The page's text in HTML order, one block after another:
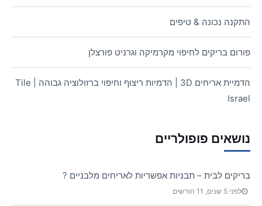
התקנה נכונה & טיפים
פורום בריקים לחיפוי מקרמיקה וגרניט פורצלן
הדמיית אריחים 3D | הדמיות ריצוף וחיפוי ברזולוציה גבוהה | Tile
Israel
נושאים פופולריים
בריקים לבית – תבניות אפשריות לאריחים מלבניים ?
לפני 5 שנים, 11 חודשים